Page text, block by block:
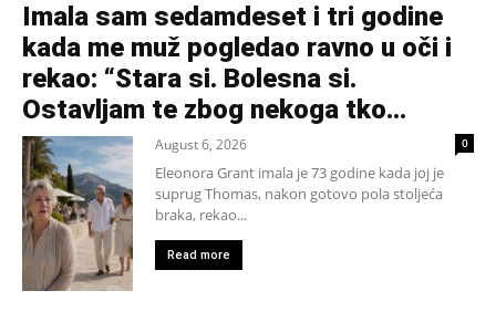
Imala sam sedamdeset i tri godine
kada me muž pogledao ravno u oči i
rekao: “Stara si. Bolesna si.
Ostavljam te zbog nekoga tko...
August 6, 2026 0
Eleonora Grant imala je 73 godine kada joj je
suprug Thomas, nakon gotovo pola stoljeća
braka, rekao...
Read more